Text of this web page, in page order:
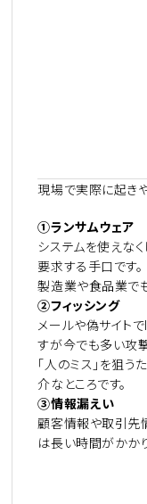
現場で実際に起き
①ランサムウェア
システムを使えな
要求する手口です。
製造業や食品業で
②フィッシング
メールや偽サイト
すが今でも多い攻撃
「人のミス」を狙
介なところです。
③情報漏えい
顧客情報や取引先
は長い時間がかか